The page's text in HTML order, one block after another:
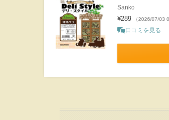
Sanko
¥289 （2026/07/03
口コミを見る